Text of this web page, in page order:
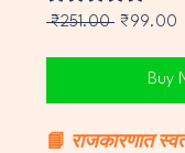
₹251.00 Regular
₹99.00
Buy
📘 राजकारणात